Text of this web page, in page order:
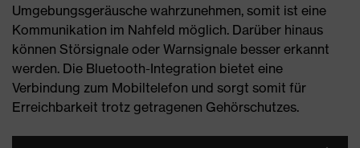
Umgebungsgeräusche wahrzunehmen, somit ist eine
Kommunikation im Nahfeld möglich. Darüber hinaus
können Störsignale oder Warnsignale besser erkannt
werden. Die Bluetooth-Integration bietet eine
Verbindung zum Mobiltelefon und sorgt somit für
Erreichbarkeit trotz getragenen Gehörschutzes.